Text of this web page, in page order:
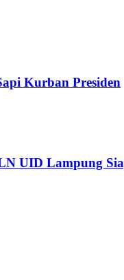
Kurban Presiden
UID Lampung